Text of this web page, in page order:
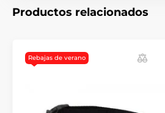
previo aviso. Las imágenes
carácter ilustrativo.
El producto aparece en las
Por marca
Productos relacionados
Rebajas de verano